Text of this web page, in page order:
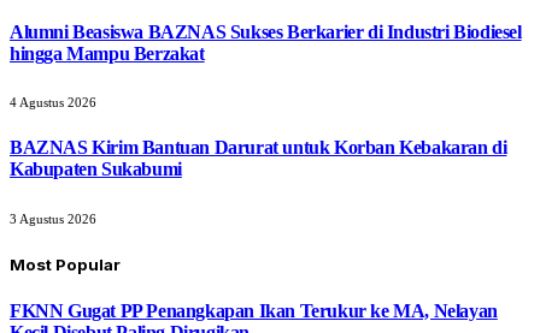
Alumni Beasiswa BAZNAS Sukses Berkarier di Industri Biodiesel
hingga Mampu Berzakat
4 Agustus 2026
BAZNAS Kirim Bantuan Darurat untuk Korban Kebakaran di
Kabupaten Sukabumi
3 Agustus 2026
Most Popular
FKNN Gugat PP Penangkapan Ikan Terukur ke MA, Nelayan